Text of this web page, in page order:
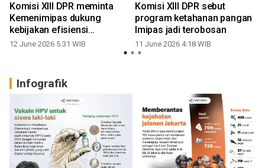
Komisi XIII DPR meminta
Kemenimipas dukung
kebijakan efisiensi
pemerintah
12 June 2026 5:31 WIB
Komisi XIII DPR sebut
program ketahanan pangan
Imipas jadi terobosan
11 June 2026 4:18 WIB
Infografik